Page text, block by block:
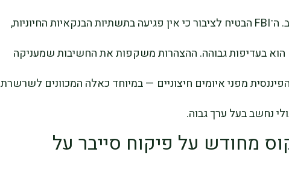
גם הרגולטורים עוקבים מקרוב. ה־FBI הבטיח לציבור כי אין פגיעה בתשתיות הבנקאיות החיוניות,
הוא בעדיפות גבוהה. ההצהרות משקפות את החשיבות שמעניקה
מפני איומים חיצוניים — במיוחד כאלה המכוונים לשרשרת
נחשב בעל ערך גבוה.
מחודש על פיקוח סייבר על